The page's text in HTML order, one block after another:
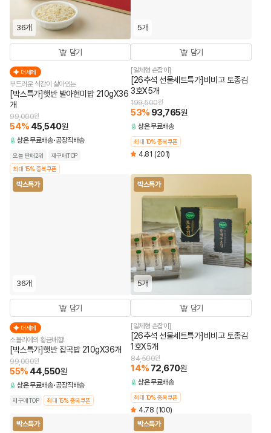
36개
담기
더세페
부드러운 식감이 살아있는
[박스특가]햇반 발아현미밥 210gX36
개
99,000원
54% 45,540원
상온무료배송 공장직배송
오늘 판매2위
재구매TOP
최대 15% 중복쿠폰
5개
담기
[일체형 손잡이]
[26추석 선물세트특가]비비고 토종김
3호X5개
199,500원
53% 93,765원
상온무료배송
최대 10% 중복쿠폰
4.81 (201)
박스특가
36개
담기
더세페
소믈리에의 황금배합!
[박스특가]햇반 잡곡밥 210gX36개
99,000원
55% 44,550원
상온무료배송 공장직배송
재구매TOP 최대 15% 중복쿠폰
박스특가
5개
담기
[일체형 손잡이]
[26추석 선물세트특가]비비고 토종김
1호X5개
84,500원
14% 72,670원
상온무료배송
최대 10% 중복쿠폰
4.78 (100)
박스특가
박스특가